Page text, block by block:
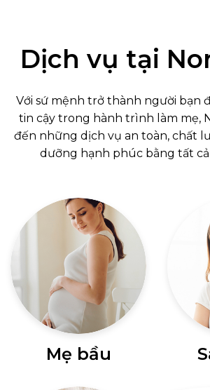
Dịch vụ tại
Với sứ mệnh trở thành người bạn
tin cậy trong hành trình làm mẹ,
đến những dịch vụ an toàn, chất
dưỡng hạnh phúc bằng tất
Bản giao hưởng
thai kì
Xem thêm
Mẹ bầu